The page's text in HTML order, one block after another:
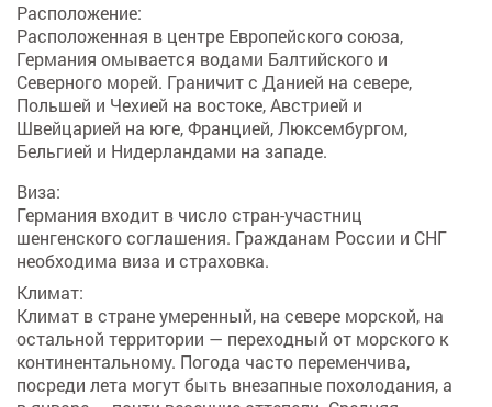
Расположение:
Расположенная в центре Европейского союза,
Германия омывается водами Балтийского и
Северного морей. Граничит с Данией на севере,
Польшей и Чехией на востоке, Австрией и
Швейцарией на юге, Францией, Люксембургом,
Бельгией и Нидерландами на западе.
Виза:
Германия входит в число стран-участниц
шенгенского соглашения. Гражданам России и СНГ
необходима виза и страховка.
Климат:
Климат в стране умеренный, на севере морской, на
остальной территории — переходный от морского к
континентальному. Погода часто переменчива,
посреди лета могут быть внезапные похолодания, а